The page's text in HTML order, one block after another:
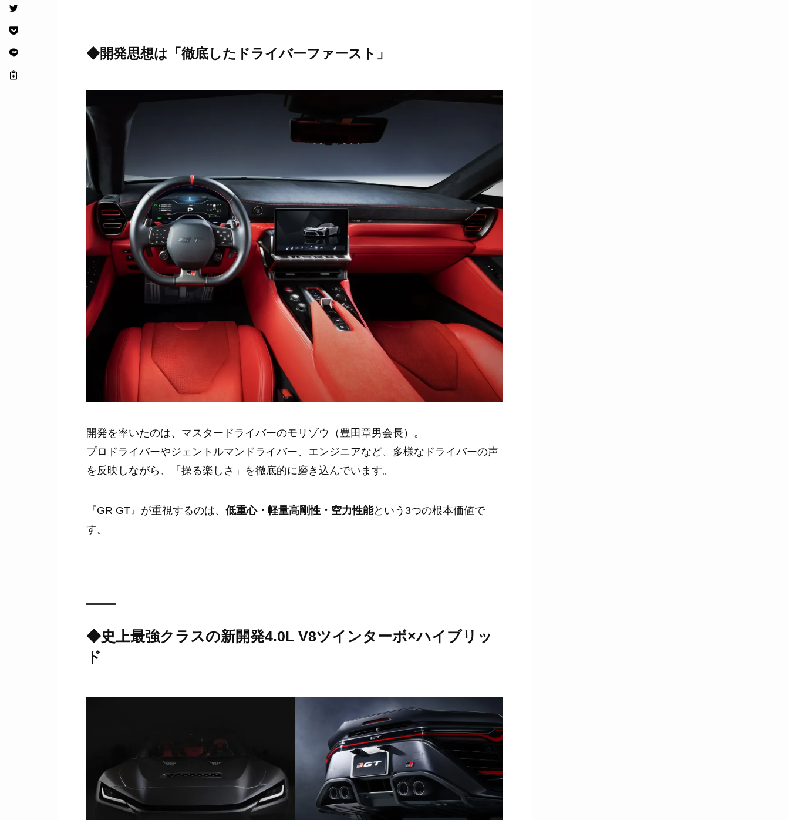
◆開発思想は「徹底したドライバーファースト」
開発を率いたのは、マスタードライバーのモリゾウ（豊田章男会長）。
プロドライバーやジェントルマンドライバー、エンジニアなど、多様なドライバーの声
を反映しながら、「操る楽しさ」を徹底的に磨き込んでいます。
『GR GT』が重視するのは、低重心・軽量高剛性・空力性能という3つの根本価値で
す。
◆史上最強クラスの新開発4.0L V8ツインターボ×ハイブリッ
ド